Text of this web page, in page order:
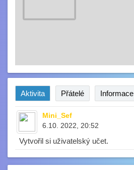
Aktivita Přátelé Informace
Mini_Sef
6.10. 2022, 20:52
Vytvořil si uživatelský učet.